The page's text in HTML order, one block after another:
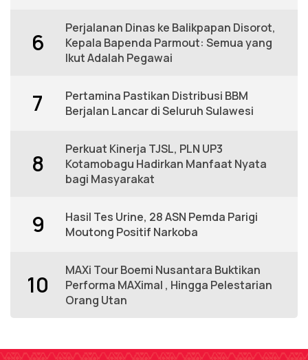
6
Perjalanan Dinas ke Balikpapan Disorot,
Kepala Bapenda Parmout: Semua yang
Ikut Adalah Pegawai
7
Pertamina Pastikan Distribusi BBM
Berjalan Lancar di Seluruh Sulawesi
8
Perkuat Kinerja TJSL, PLN UP3
Kotamobagu Hadirkan Manfaat Nyata
bagi Masyarakat
9
Hasil Tes Urine, 28 ASN Pemda Parigi
Moutong Positif Narkoba
10
MAXi Tour Boemi Nusantara Buktikan
Performa MAXimal , Hingga Pelestarian
Orang Utan